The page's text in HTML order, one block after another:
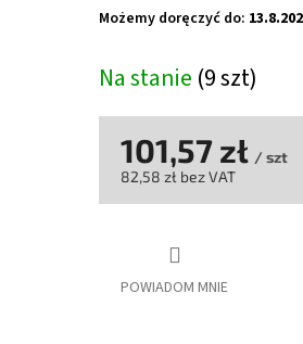
Na stanie (9 szt)
Możemy doręczyć do:
POWIADOM MNIE
101,57 zł / szt
82,58 zł bez VAT
gwiazdek.